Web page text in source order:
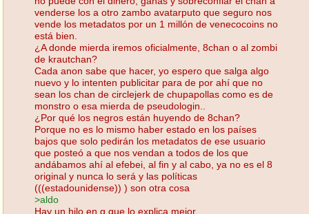
venderse los a otro zambo avatarputo que seguro nos
vende los metadatos por un 1 millón de venecocoins no
está bien.
¿A donde mierda iremos oficialmente, 8chan o al zombi
de krautchan?
Cada anon sabe que hacer, yo espero que salga algo
nuevo y lo intenten publicitar para de por ahí que no
sean los chan de circlejerk de chupapollas como es de
monstro o esa mierda de pseudologin..
¿Por qué los negros están huyendo de 8chan?
Porque no es lo mismo haber estado en los países
bajos que solo pedirán los metadatos de ese usuario
que posteó a que nos vendan a todos de los que
andábamos ahí al efebei, al fin y al cabo, ya no es el 8
original y nunca lo será y las políticas
(((estadounidense)) ) son otra cosa
>aldo
Hay un hilo en g que lo explica mejor.